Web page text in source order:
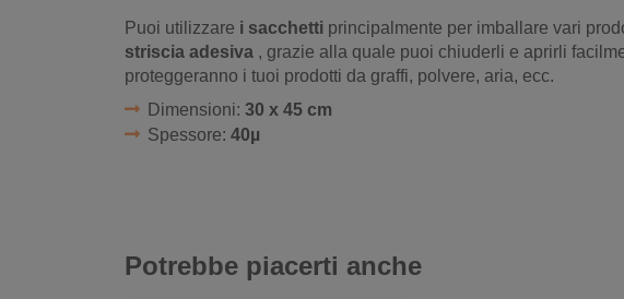
Puoi utilizzare i sacchetti principalmente per imballare vari
striscia adesiva , grazie alla quale puoi chiuderli e aprirli
proteggeranno i tuoi prodotti da graffi, polvere, aria, ecc.
Dimensioni: 30 x 45 cm
Spessore: 40µ
Potrebbe piacerti anche